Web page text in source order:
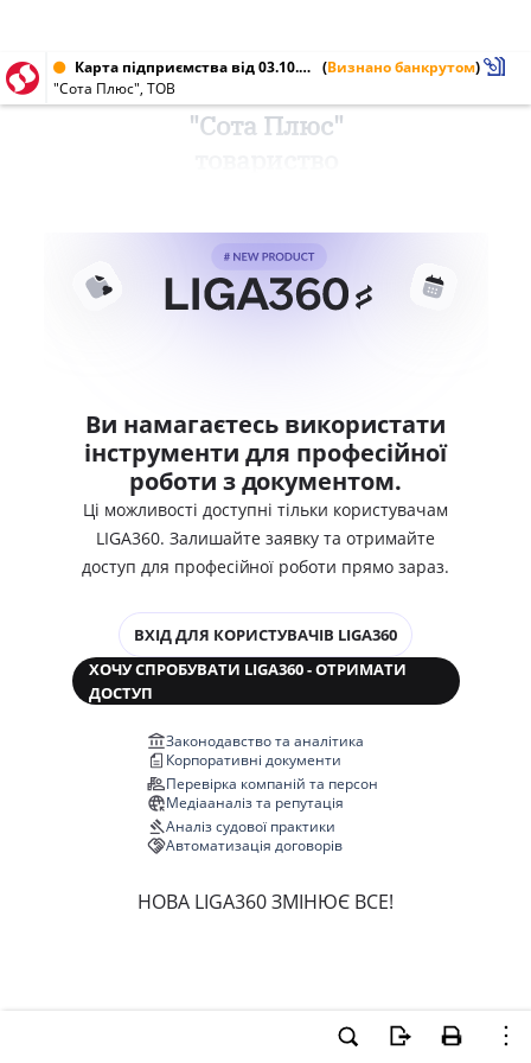
Карта підприємства від 03.10.2009 № 32606161 (Визнано банкрутом)
"Сота Плюс", ТОВ
"Сота Плюс"
Ви намагаєтесь використати
інструменти для професійної
роботи з документом.
Ці можливості доступні тільки користувачам
LIGA360. Залишайте заявку та отримайте
доступ для професійної роботи прямо зараз.
ВХІД ДЛЯ КОРИСТУВАЧІВ LIGA360
ХОЧУ СПРОБУВАТИ LIGA360 - ОТРИМАТИ
ДОСТУП
Законодавство та аналітика
Корпоративні документи
Перевірка компаній та персон
Медіааналіз та репутація
Аналіз судової практики
Автоматизація договорів
НОВА LIGA360 ЗМІНЮЄ ВСЕ!